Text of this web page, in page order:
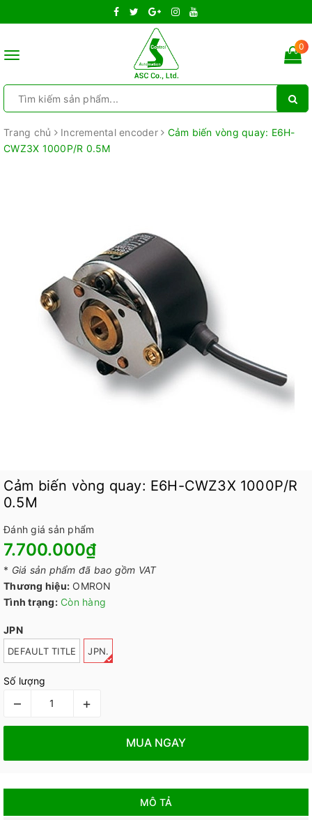
Toggle
0
Trang chủ Incremental encoder
Cảm biến vòng quay: E6H-
CWZ3X 1000P/R 0.5M
Cảm biến vòng quay: E6H-CWZ3X 1000P/R
0.5M
Đánh giá sản phẩm
7.700.000₫
* Giá sản phẩm đã bao gồm VAT
Thương hiệu: OMRON
Tình trạng: Còn hàng
JPN
DEFAULT TITLE JPN.
Số lượng
– +
MUA NGAY
MÔ TẢ